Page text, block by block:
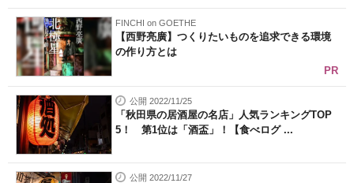
FINCHI on GOETHE
【西野亮廣】つくりたいものを追求できる環境
の作り方とは
PR
公開 2022/11/25
「秋田県の居酒屋の名店」人気ランキングTOP
5！ 第1位は「酒盃」！【食べログ ...
公開 2022/11/27